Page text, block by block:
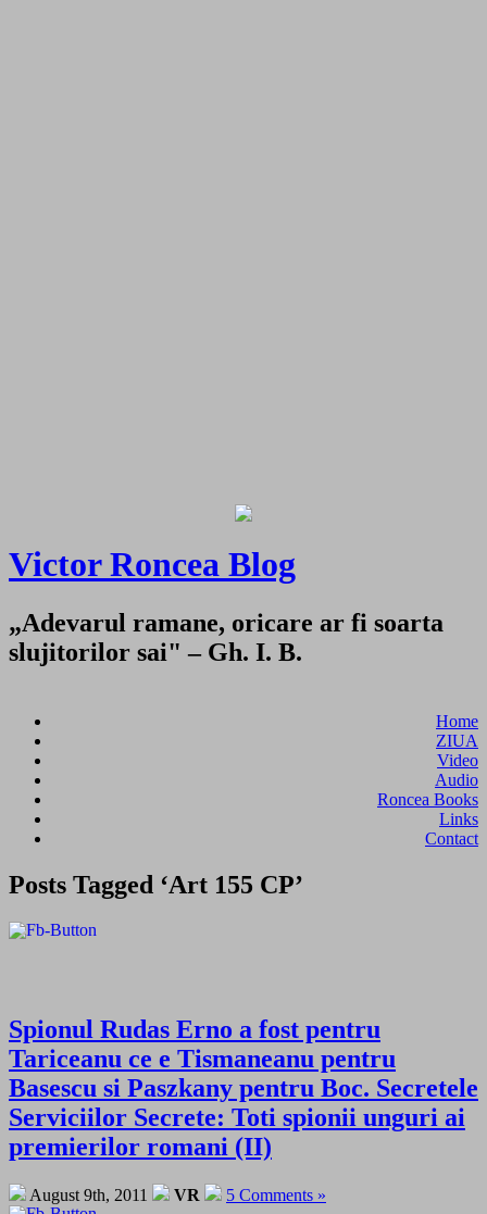
Victor Roncea Blog
„Adevarul ramane, oricare ar fi soarta
slujitorilor sai" – Gh. I. B.
Home
ZIUA
Video
Audio
Roncea Books
Links
Contact
Posts Tagged ‘Art 155 CP’
Spionul Rudas Erno a fost pentru
Tariceanu ce e Tismaneanu pentru
Basescu si Paszkany pentru Boc. Secretele
Serviciilor Secrete: Toti spionii unguri ai
premierilor romani (II)
August 9th, 2011 VR 5 Comments »